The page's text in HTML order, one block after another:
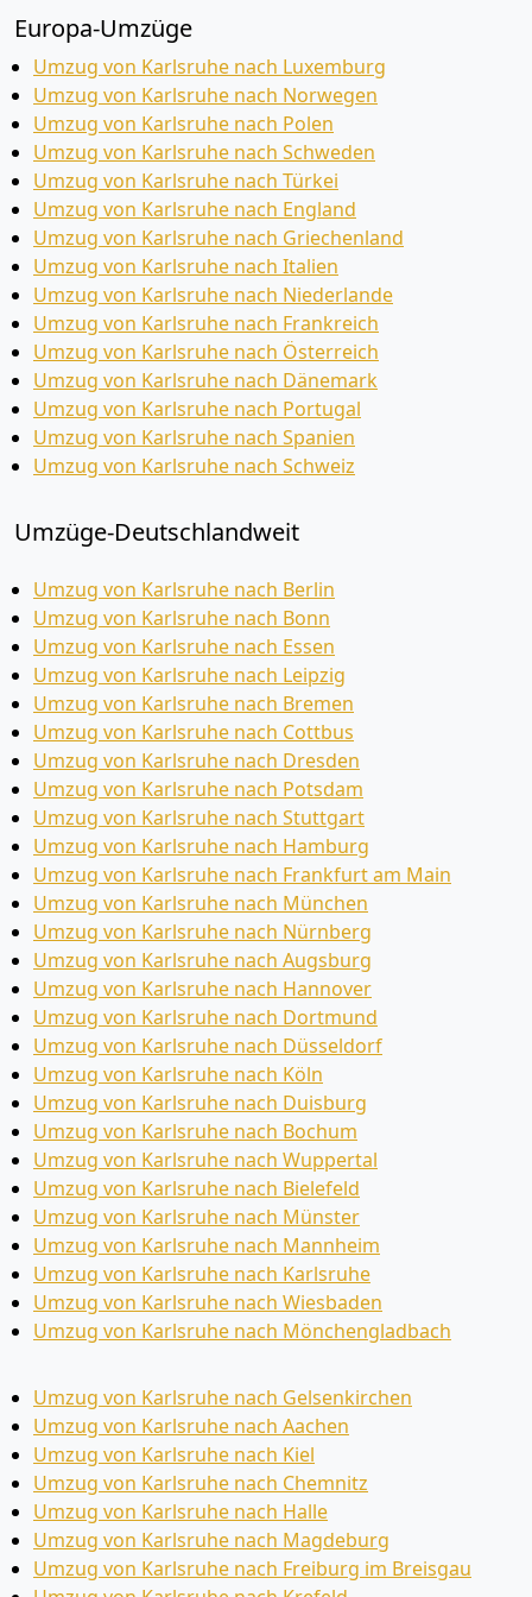
Europa-Umzüge
Umzug von Karlsruhe nach Luxemburg
Umzug von Karlsruhe nach Norwegen
Umzug von Karlsruhe nach Polen
Umzug von Karlsruhe nach Schweden
Umzug von Karlsruhe nach Türkei
Umzug von Karlsruhe nach England
Umzug von Karlsruhe nach Griechenland
Umzug von Karlsruhe nach Italien
Umzug von Karlsruhe nach Niederlande
Umzug von Karlsruhe nach Frankreich
Umzug von Karlsruhe nach Österreich
Umzug von Karlsruhe nach Dänemark
Umzug von Karlsruhe nach Portugal
Umzug von Karlsruhe nach Spanien
Umzug von Karlsruhe nach Schweiz
Umzüge-Deutschlandweit
Umzug von Karlsruhe nach Berlin
Umzug von Karlsruhe nach Bonn
Umzug von Karlsruhe nach Essen
Umzug von Karlsruhe nach Leipzig
Umzug von Karlsruhe nach Bremen
Umzug von Karlsruhe nach Cottbus
Umzug von Karlsruhe nach Dresden
Umzug von Karlsruhe nach Potsdam
Umzug von Karlsruhe nach Stuttgart
Umzug von Karlsruhe nach Hamburg
Umzug von Karlsruhe nach Frankfurt am Main
Umzug von Karlsruhe nach München
Umzug von Karlsruhe nach Nürnberg
Umzug von Karlsruhe nach Augsburg
Umzug von Karlsruhe nach Hannover
Umzug von Karlsruhe nach Dortmund
Umzug von Karlsruhe nach Düsseldorf
Umzug von Karlsruhe nach Köln
Umzug von Karlsruhe nach Duisburg
Umzug von Karlsruhe nach Bochum
Umzug von Karlsruhe nach Wuppertal
Umzug von Karlsruhe nach Bielefeld
Umzug von Karlsruhe nach Münster
Umzug von Karlsruhe nach Mannheim
Umzug von Karlsruhe nach Karlsruhe
Umzug von Karlsruhe nach Wiesbaden
Umzug von Karlsruhe nach Mönchen­gladbach
Umzug von Karlsruhe nach Gelsenkirchen
Umzug von Karlsruhe nach Aachen
Umzug von Karlsruhe nach Kiel
Umzug von Karlsruhe nach Chemnitz
Umzug von Karlsruhe nach Halle
Umzug von Karlsruhe nach Magdeburg
Umzug von Karlsruhe nach Freiburg im Breisgau